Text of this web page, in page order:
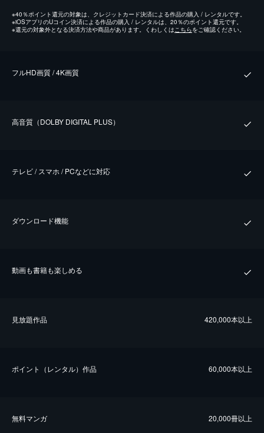
※40％ポイント還元の対象は、クレジットカード決済による作品の購入 / レンタルです。
※iOSアプリのUコイン決済による作品の購入 / レンタルは、20％のポイント還元です。
※還元の対象外となる決済方法や商品があります。くわしくはこちらをご確認ください。
フルHD画質 / 4K画質
⾼⾳質（DOLBY DIGITAL PLUS）
テレビ / スマホ / PCなどに対応
ダウンロード機能
動画も書籍も楽しめる
⾒放題作品 420,000本以上
ポイント（レンタル）作品 60,000本以上
無料マンガ 20,000冊以上